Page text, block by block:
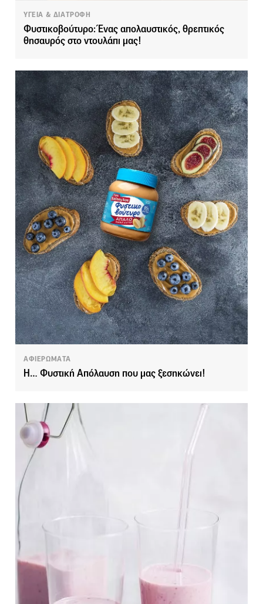
ΥΓΕΙΑ & ΔΙΑΤΡΟΦΗ
Φυστικοβούτυρο: Ένας απολαυστικός, θρεπτικός
θησαυρός στο ντουλάπι μας!
ΑΦΙΕΡΩΜΑΤΑ
Η… Φυστική Απόλαυση που μας ξεσηκώνει!